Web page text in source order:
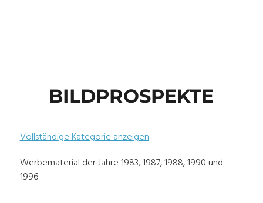
BILDPROSPEKTE
Vollständige Kategorie anzeigen
Werbematerial der Jahre 1983, 1987, 1988, 1990 und
1996